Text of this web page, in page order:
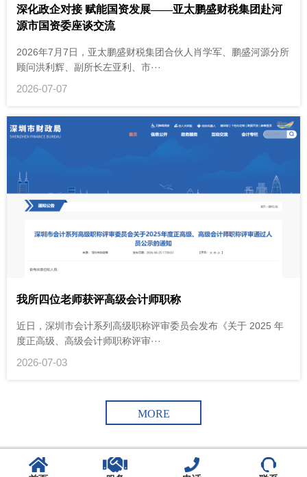
深化政企对接 赋能国资发展——亚太鹏盛财税集团赴河
源市国资委座谈交流
2026年7月7日，亚太鹏盛财税集团合伙人肖学军、鹏盛河源分所
顾问洪利辉、副所长左亚利、市···
2026-07-07
我所四位老师获评高级会计师职称
近日，深圳市会计系列高级职称评审委员会发布《关于 2025 年
度正高级、高级会计师职称评审···
2026-07-03
MORE